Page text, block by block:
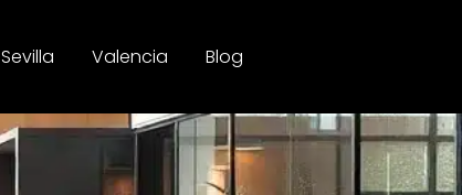
Sevilla Valencia Blog